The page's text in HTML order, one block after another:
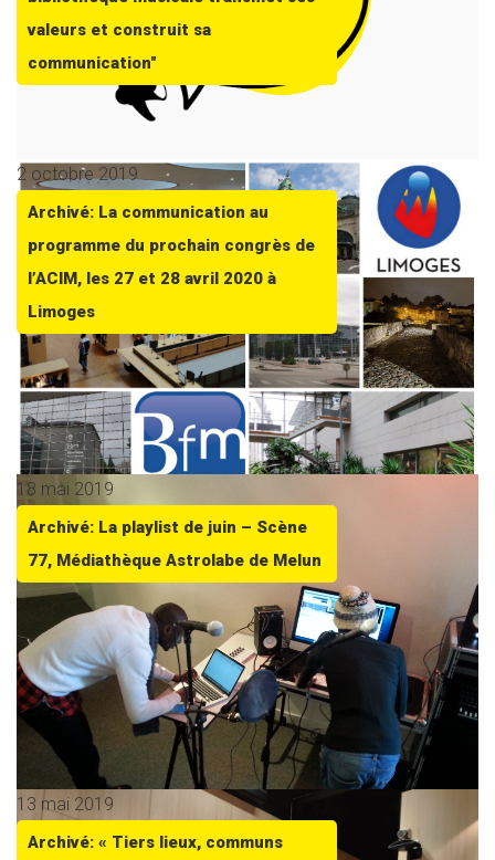
valeurs et construit sa
communication"
2 octobre 2019
Archivé: La communication au
programme du prochain congrès de
l’ACIM, les 27 et 28 avril 2020 à
Limoges
18 mai 2019
Archivé: La playlist de juin – Scène
77, Médiathèque Astrolabe de Melun
13 mai 2019
Archivé: « Tiers lieux, communs